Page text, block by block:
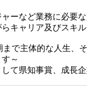
ーなど業務に必要
キャリア及びスキル
まで主体的な人生、
～
て県知事賞、成長